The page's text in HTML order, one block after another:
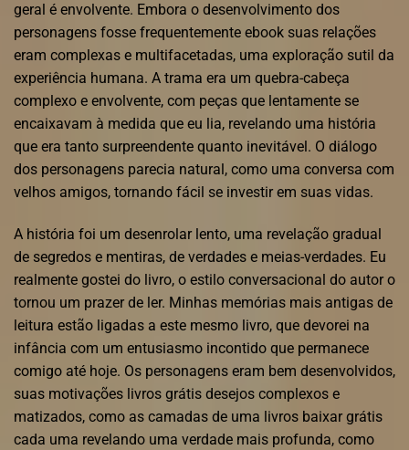
geral é envolvente. Embora o desenvolvimento dos
personagens fosse frequentemente ebook suas relações
eram complexas e multifacetadas, uma exploração sutil da
experiência humana. A trama era um quebra-cabeça
complexo e envolvente, com peças que lentamente se
encaixavam à medida que eu lia, revelando uma história
que era tanto surpreendente quanto inevitável. O diálogo
dos personagens parecia natural, como uma conversa com
velhos amigos, tornando fácil se investir em suas vidas.
A história foi um desenrolar lento, uma revelação gradual
de segredos e mentiras, de verdades e meias-verdades. Eu
realmente gostei do livro, o estilo conversacional do autor o
tornou um prazer de ler. Minhas memórias mais antigas de
leitura estão ligadas a este mesmo livro, que devorei na
infância com um entusiasmo incontido que permanece
comigo até hoje. Os personagens eram bem desenvolvidos,
suas motivações livros grátis desejos complexos e
matizados, como as camadas de uma livros baixar grátis
cada uma revelando uma verdade mais profunda, como